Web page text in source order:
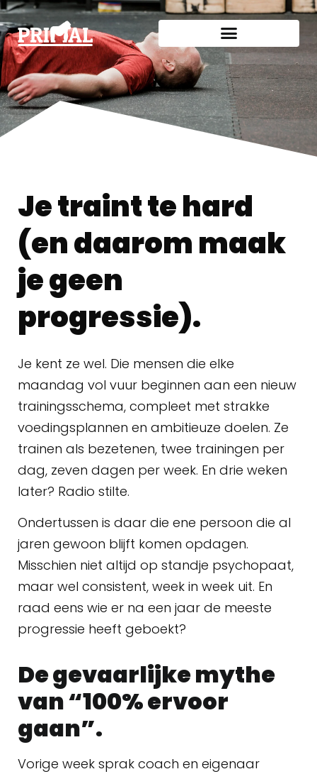
Je traint te hard
(en daarom maak
je geen
progressie).
Je kent ze wel. Die mensen die elke
maandag vol vuur beginnen aan een nieuw
trainingsschema, compleet met strakke
voedingsplannen en ambitieuze doelen. Ze
trainen als bezetenen, twee trainingen per
dag, zeven dagen per week. En drie weken
later? Radio stilte.
Ondertussen is daar die ene persoon die al
jaren gewoon blijft komen opdagen.
Misschien niet altijd op standje psychopaat,
maar wel consistent, week in week uit. En
raad eens wie er na een jaar de meeste
progressie heeft geboekt?
De gevaarlijke mythe
van “100% ervoor
gaan”.
Vorige week sprak coach en eigenaar